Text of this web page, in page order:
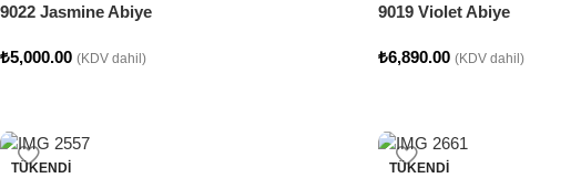
9022 Jasmine Abiye
₺5,000.00 (KDV dahil)
9019 Violet Abiye
₺6,890.00 (KDV dahil)
TÜKENDI TÜKENDI